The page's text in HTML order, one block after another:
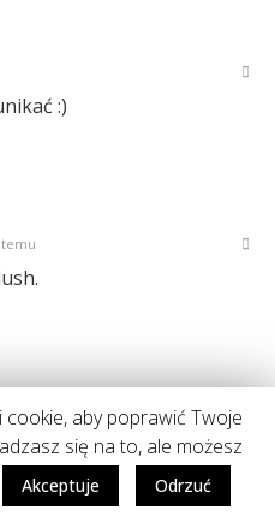
:)
temu
słyszałam, że jest raczej
aby poprawić Twoje
się na to, ale możesz
Akceptuje Odrzuć